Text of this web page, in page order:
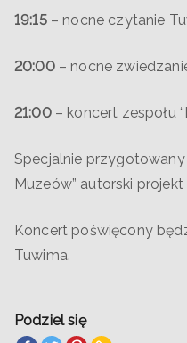
19:15– nocne czytanie
20:00– nocne
21:00– koncert zespołu
Specjalnie
Muzeów” autorski projekt
Koncert poświęcony
Tuwima.
Podziel się